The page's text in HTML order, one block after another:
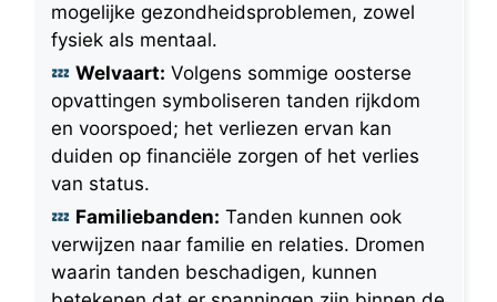
mogelijke gezondheidsproblemen, zowel
fysiek als mentaal.
Welvaart: Volgens sommige oosterse
opvattingen symboliseren tanden rijkdom
en voorspoed; het verliezen ervan kan
duiden op financiële zorgen of het verlies
van status.
Familiebanden: Tanden kunnen ook
verwijzen naar familie en relaties. Dromen
waarin tanden beschadigen, kunnen